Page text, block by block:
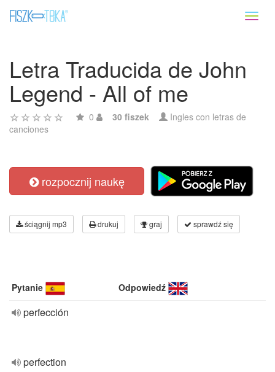
Letra Traducida de John
Legend - All of me
0 30 fiszek
Ingles con letras de
canciones
rozpocznij naukę
ściągnij mp3 drukuj graj sprawdź się
Pytanie Odpowiedź
perfección
perfection